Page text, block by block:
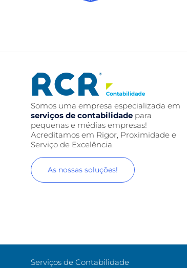
Somos uma empresa especializada em
serviços de contabilidade para
pequenas e médias empresas!
Acreditamos em Rigor, Proximidade e
Serviço de Excelência.
As nossas soluções!
Serviços de Contabilidade